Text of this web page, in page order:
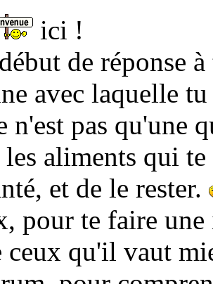
ici !
de réponse
avec laquelle
n'est pas qu'une
aliments qui
et de le rester.
pour te faire
ceux qu'il vaut